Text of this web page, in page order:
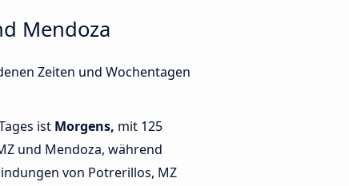
Mendoza
Zeiten und Wochentagen
ist Morgens, mit 125
und Mendoza, während
von Potrerillos, MZ